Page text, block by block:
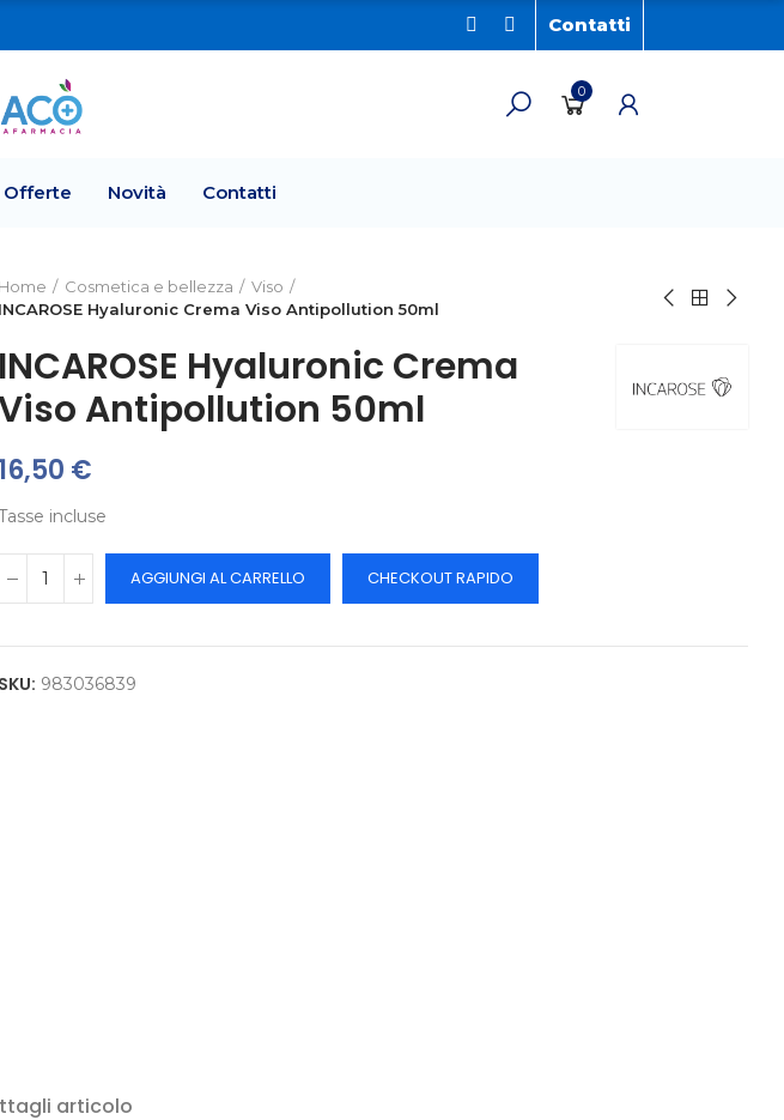
Contatti
0
Offerte Novità Contatti
Home Cosmetica e bellezza
Viso
INCAROSE Hyaluronic Crema Viso Antipollution 50ml
INCAROSE Hyaluronic Crema
Antipollution 50ml
16,50 €
incluse
AGGIUNGI AL CARRELLO CHECKOUT RAPIDO
SKU: 983036839
articolo